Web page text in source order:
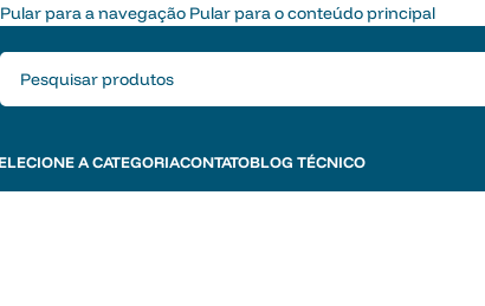
Pular para a navegação Pular para o conteúdo principal
A CATEGORIACONTATOBLOG TÉCNICO